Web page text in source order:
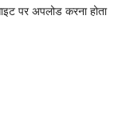
पर अपलोड करना होता